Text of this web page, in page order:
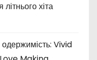
хіта
одержимість: Vivid